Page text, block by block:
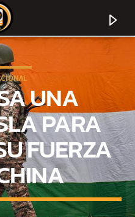
UNA
PARA
FUERZA